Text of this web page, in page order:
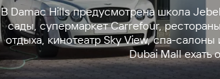
В Damac Hills предусмотрена школа
сады, супермаркет Carrefour,
отдыха, кинотеатр Sky View, спа-
Dubai Mall ехать